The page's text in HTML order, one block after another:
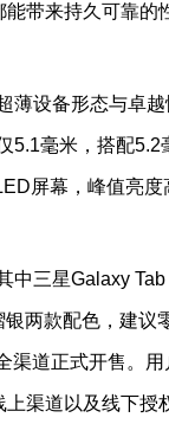
带来持久可靠的
薄设备形态与卓越
5.1毫米，搭配5.2
屏幕，峰值亮度
中三星Galaxy Tab
两款配色，建议
渠道正式开售。用
渠道以及线下授